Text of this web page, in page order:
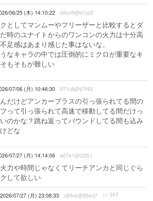
06/25 (木) 14:10:22 d9ce9@b1cc3
としてマンムーやフリーザーと比較するとダ
時のユナイトからのワンコンの火力は十分高
足感はあまり感じた事はないな。
なキャラの中では圧倒的にミクロが重要なキ
もそもが難しい
07/06 (月) 10:46:30 971c8@67f43
だけどアンカープラスの引っ張られてる間の
って引っ張られて高速で移動してる間だけっ
のかな？跳ね返ってバウンドしてる間も込み
どな
07/27 (月) 14:14:06 a07e1@cf2b1
力や時間じゃなくてリーチアンカと同じぐら
して欲しい
2026/07/27 (月) 23:08:33 c89ce@95ed7 >> 507